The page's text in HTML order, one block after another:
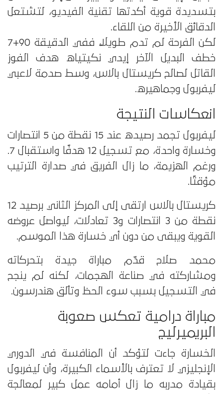
بتسديدة قوية أكدتها تقنية الفيديو، لتشتعل
الدقائق الأخيرة من اللقاء.
لكن الفرحة لم تدم طويلًا، ففي الدقيقة 90+7
خطف البديل الآخر إيدي نكيتياه هدف الفوز
القاتل لصالح كريستال بالاس، وسط صدمة لاعبي
ليفربول وجماهيره.
انعكاسات النتيجة
ليفربول تجمد رصيده عند 15 نقطة من 5 انتصارات
وخسارة واحدة، مع تسجيل 12 هدفًا واستقبال 7.
ورغم الهزيمة، ما زال الفريق في صدارة الترتيب
مؤقتًا.
كريستال بالاس ارتقى إلى المركز الثاني برصيد 12
نقطة من 3 انتصارات و3 تعادلات، ليواصل عروضه
القوية ويبقى من دون أي خسارة هذا الموسم.
محمد صلاح قدّم مباراة جيدة بتحركاته
ومشاركته في صناعة الهجمات، لكنه لم ينجح
في التسجيل بسبب سوء الحظ وتألق هندرسون.
مباراة درامية تعكس صعوبة
البريميرليج
الخسارة جاءت لتؤكد أن المنافسة في الدوري
الإنجليزي لا تعترف بالأسماء الكبيرة، وأن ليفربول
بقيادة مدربه ما زال أمامه عمل كبير لمعالجة